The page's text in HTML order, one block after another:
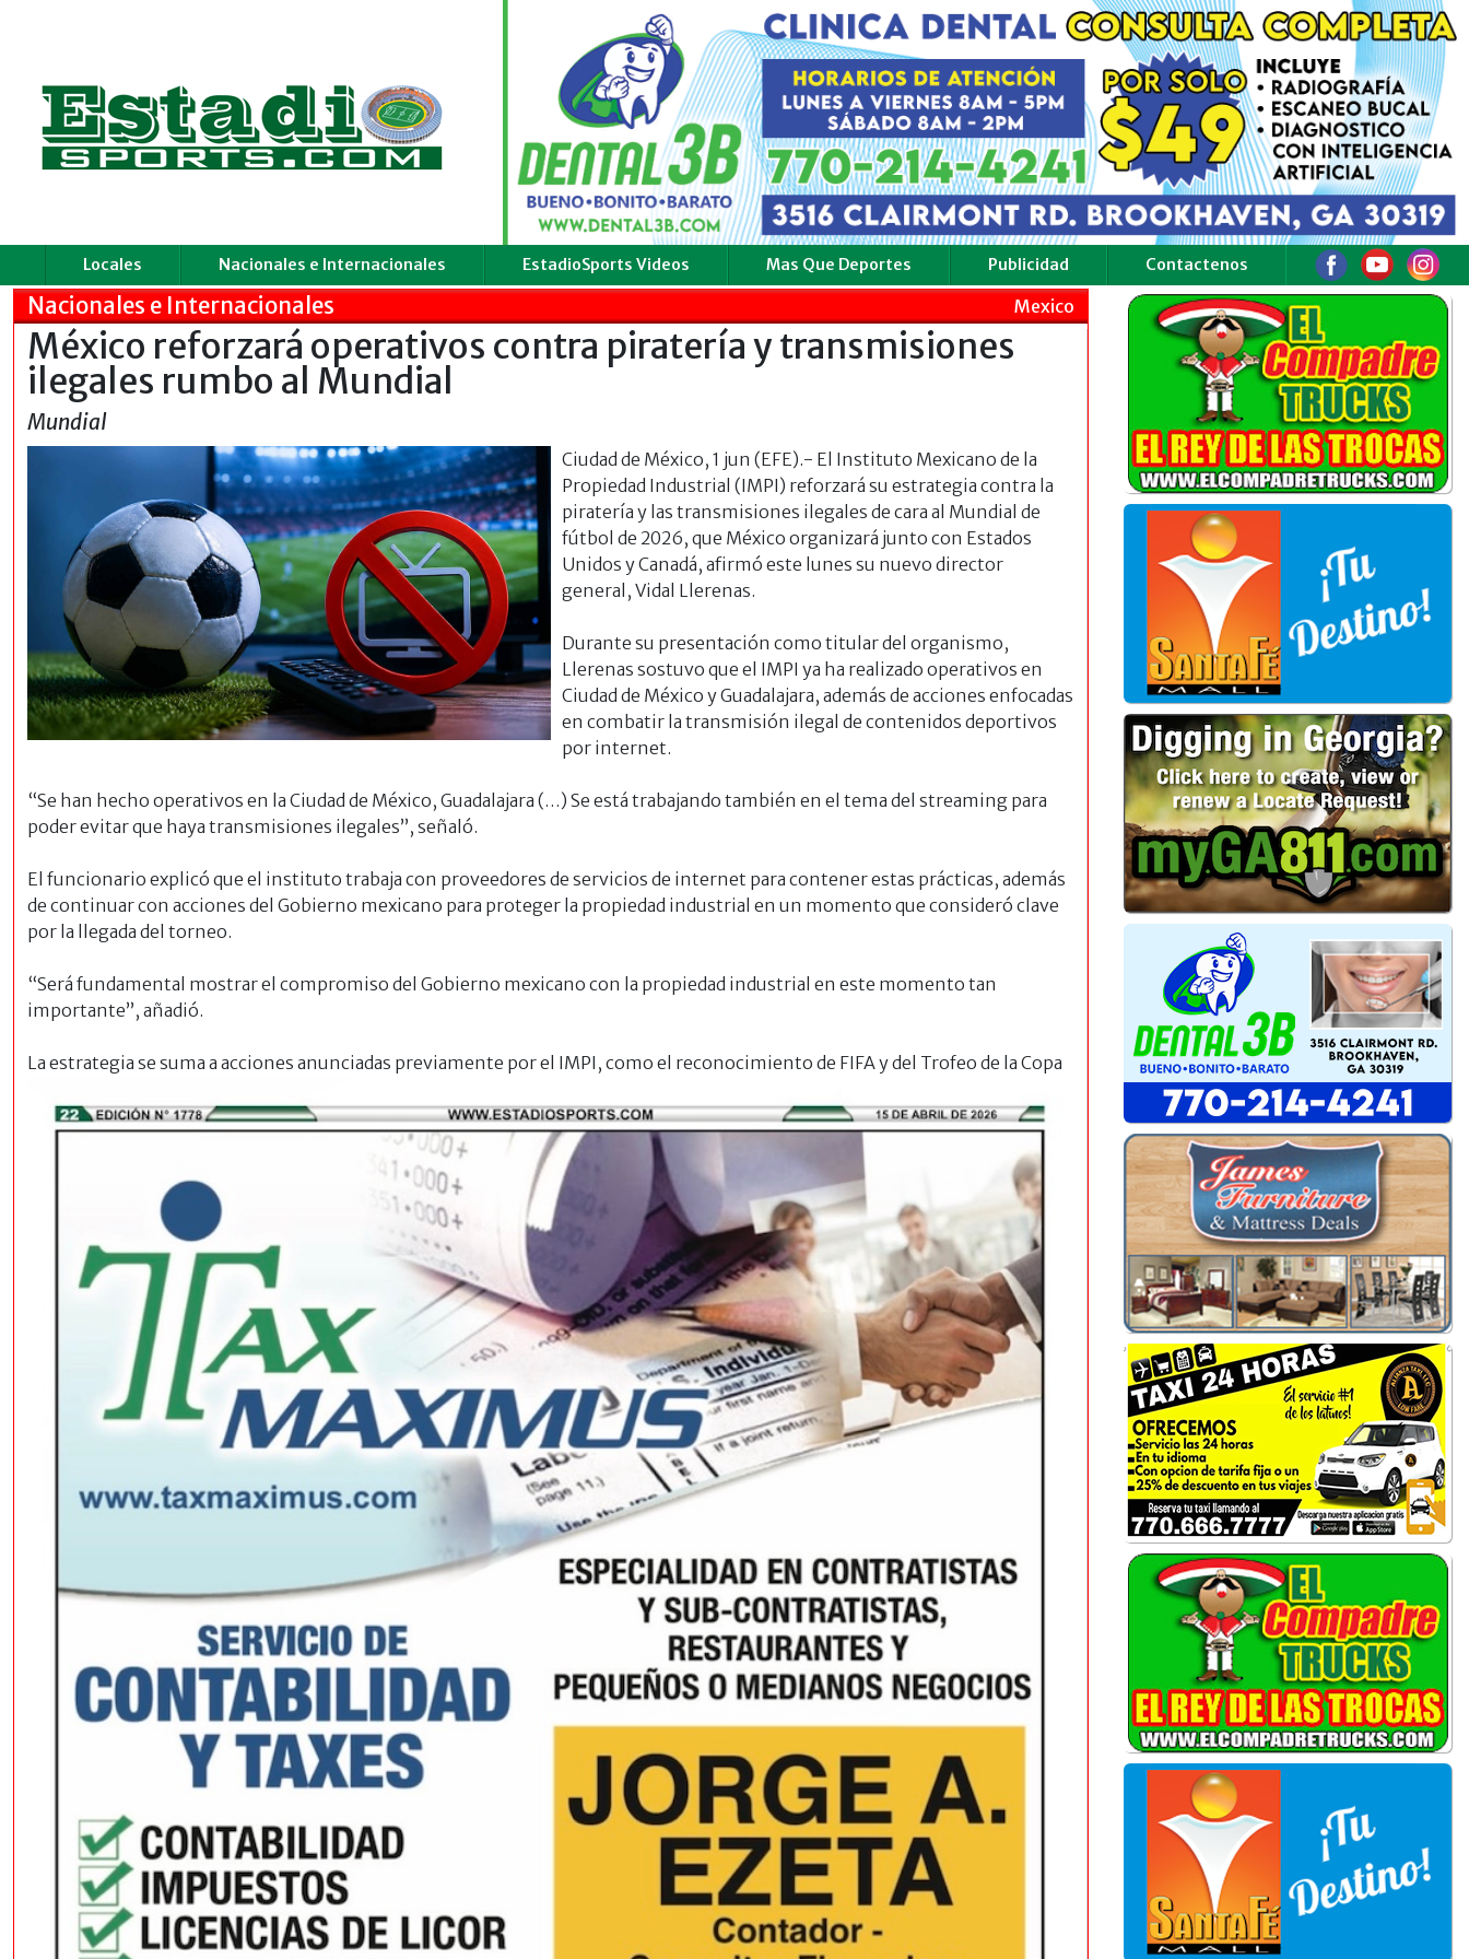
Locales Nacionales e Internacionales EstadioSports Videos Mas Que Deportes Publicidad Contactenos
Nacionales e Internacionales Mexico
México reforzará operativos contra piratería y transmisiones
ilegales rumbo al Mundial
Mundial
Ciudad de México, 1 jun (EFE).- El Instituto Mexicano de la
Propiedad Industrial (IMPI) reforzará su estrategia contra la
piratería y las transmisiones ilegales de cara al Mundial de
fútbol de 2026, que México organizará junto con Estados
Unidos y Canadá, afirmó este lunes su nuevo director
general, Vidal Llerenas.
Durante su presentación como titular del organismo,
Llerenas sostuvo que el IMPI ya ha realizado operativos en
Ciudad de México y Guadalajara, además de acciones enfocadas
en combatir la transmisión ilegal de contenidos deportivos
por internet.
“Se han hecho operativos en la Ciudad de México, Guadalajara (…) Se está trabajando también en el tema del streaming para
poder evitar que haya transmisiones ilegales”, señaló.
El funcionario explicó que el instituto trabaja con proveedores de servicios de internet para contener estas prácticas, además
de continuar con acciones del Gobierno mexicano para proteger la propiedad industrial en un momento que consideró clave
por la llegada del torneo.
“Será fundamental mostrar el compromiso del Gobierno mexicano con la propiedad industrial en este momento tan
importante”, añadió.
La estrategia se suma a acciones anunciadas previamente por el IMPI, como el reconocimiento de FIFA y del Trofeo de la Copa